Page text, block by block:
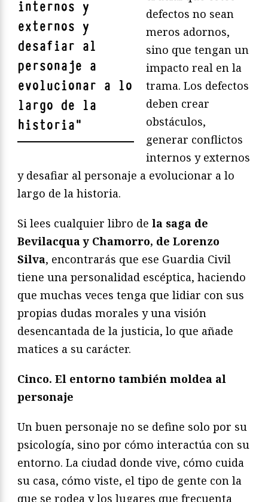
internos y
externos y
desafiar al
personaje a
evolucionar a lo
largo de la
historia"
defectos no sean
meros adornos,
sino que tengan un
impacto real en la
trama. Los defectos
deben crear
obstáculos,
generar conflictos
internos y externos
y desafiar al personaje a evolucionar a lo
largo de la historia.
Si lees cualquier libro de la saga de
Bevilacqua y Chamorro, de Lorenzo
Silva, encontrarás que ese Guardia Civil
tiene una personalidad escéptica, haciendo
que muchas veces tenga que lidiar con sus
propias dudas morales y una visión
desencantada de la justicia, lo que añade
matices a su carácter.
Cinco. El entorno también moldea al
personaje
Un buen personaje no se define solo por su
psicología, sino por cómo interactúa con su
entorno. La ciudad donde vive, cómo cuida
su casa, cómo viste, el tipo de gente con la
que se rodea y los lugares que frecuenta